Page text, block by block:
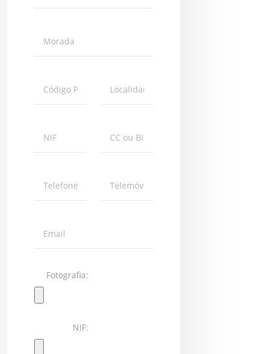
Fotografia:
NIF: